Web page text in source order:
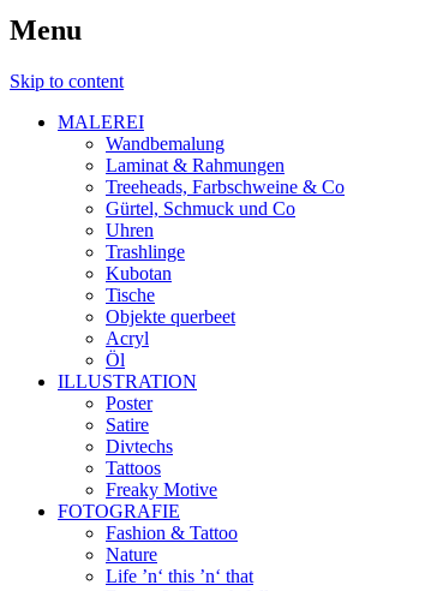
Menu
Skip to content
MALEREI
Wandbemalung
Laminat & Rahmungen
Treeheads, Farbschweine & Co
Gürtel, Schmuck und Co
Uhren
Trashlinge
Kubotan
Tische
Objekte querbeet
Acryl
Öl
ILLUSTRATION
Poster
Satire
Divtechs
Tattoos
Freaky Motive
FOTOGRAFIE
Fashion & Tattoo
Nature
Life ’n‘ this ’n‘ that